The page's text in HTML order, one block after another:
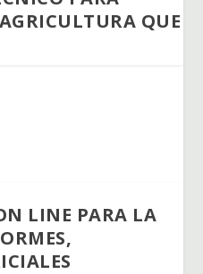
QUE
LINE PARA LA